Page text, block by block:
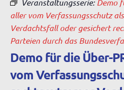
Veranstaltungsserie: Demo
aller vom Verfassungsschutz
Verdachtsfall oder gesichert
Parteien durch das
Demo für die Über-
vom